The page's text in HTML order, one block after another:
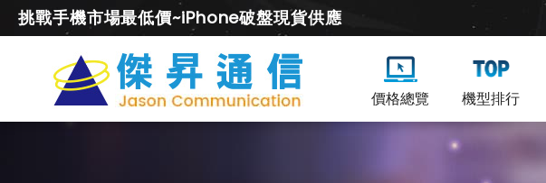
挑戰手機市場最低價~iPhone破盤現貨供應
價格總覽 機型排行